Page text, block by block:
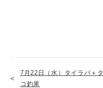
7月22日（水）タイラバ＋タ
コ釣果